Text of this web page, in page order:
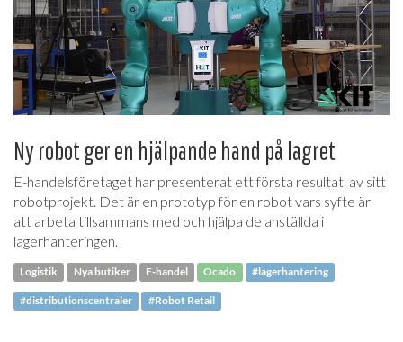
Ny robot ger en hjälpande hand på lagret
E-handelsföretaget har presenterat ett första resultat av sitt
robotprojekt. Det är en prototyp för en robot vars syfte är
att arbeta tillsammans med och hjälpa de anställda i
lagerhanteringen.
Logistik Nya butiker E-handel Ocado #lagerhantering
#distributionscentraler #Robot Retail